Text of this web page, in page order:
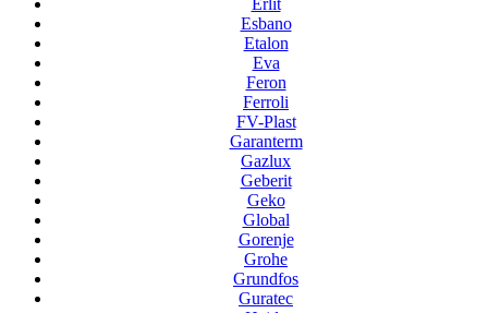
Erlit
Esbano
Etalon
Eva
Feron
Ferroli
FV-Plast
Garanterm
Gazlux
Geberit
Geko
Global
Gorenje
Grohe
Grundfos
Guratec